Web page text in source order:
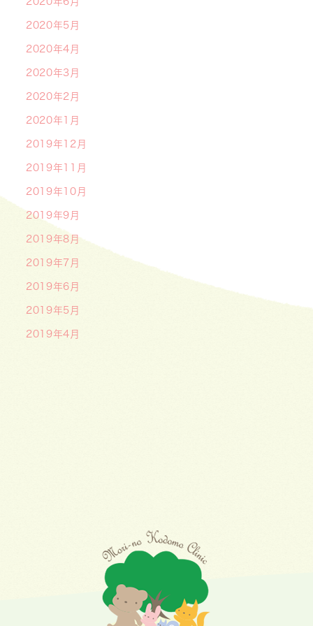
2020年5月
2020年4月
2020年3月
2020年2月
2020年1月
2019年12月
2019年11月
2019年10月
2019年9月
2019年8月
2019年7月
2019年6月
2019年5月
2019年4月